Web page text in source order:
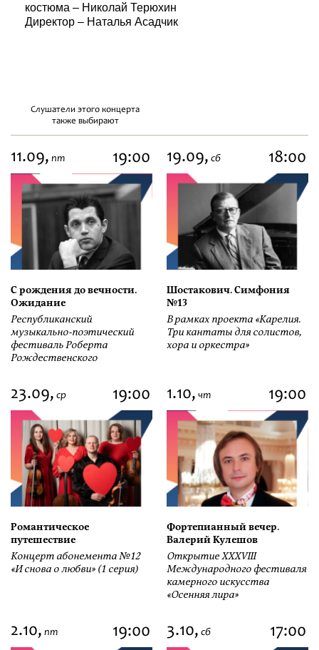
костюма – Николай Терюхин
Директор – Наталья Асадчик
Слушатели этого концерта
также выбирают
11.09, пт 19:00
С рождения до вечности.
Ожидание
Республиканский
музыкально-поэтический
фестиваль Роберта
Рождественского
19.09, сб 18:00
Шостакович. Симфония
№13
В рамках проекта «Карелия.
Три кантаты для солистов,
хора и оркестра»
23.09, ср 19:00
Романтическое
путешествие
Концерт абонемента №12
«И снова о любви» (1 серия)
1.10, чт 19:00
Фортепианный вечер.
Валерий Кулешов
Открытие ХХХVIII
Международного фестиваля
камерного искусства
«Осенняя лира»
2.10, пт 19:00 3.10, сб 17:00